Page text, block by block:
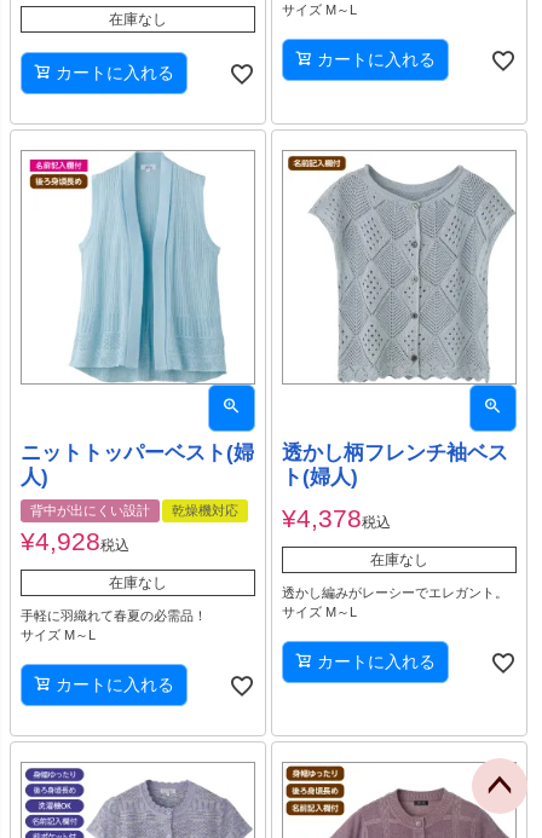
在庫なし
カートに入れる
サイズ M～L
カートに入れる
ニットトッパーベスト(婦
人)
背中が出にくい設計 乾燥機対応
¥4,928税込
在庫なし
手軽に羽織れて春夏の必需品！
サイズ M～L
カートに入れる
透かし柄フレンチ袖ベス
ト(婦人)
¥4,378税込
在庫なし
透かし編みがレーシーでエレガント。
サイズ M～L
カートに入れる